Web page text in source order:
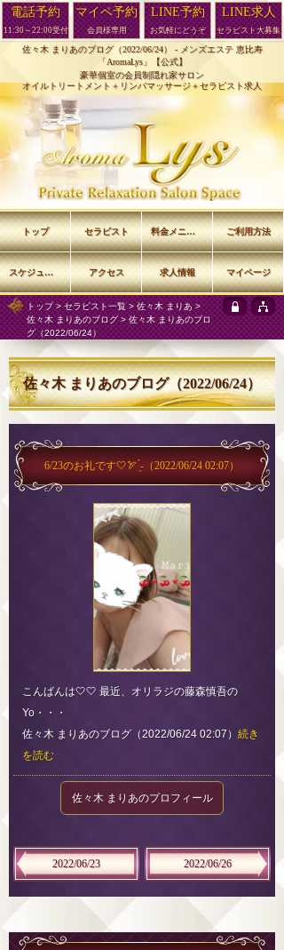
佐々木 まりあのブログ（2022/06/24） - メンズエステ 恵比寿
「AromaLys」【公式】
豪華個室の会員制隠れ家サロン
オイルトリートメント＋リンパマッサージ＋セラピスト求人
トップ> セラピスト一覧 >佐々木 まりあ >
佐々木 まりあのブログ> 佐々木 まりあのブロ
グ（2022/06/24）
佐々木 まりあのブログ（2022/06/24）
6/23のお礼です🤍🏹 ̖́- （2022/06/24 02:07）
こんばんは🤍🤍 最近、オリラジの藤森慎吾の
Yo・・・
佐々木 まりあのブログ（2022/06/24 02:07） 続き
を読む
佐々木 まりあのプロフィール
2022/06/23 2022/06/26
トップ セラピスト 料金メニュー ご利用方法
スケジュール アクセス 求人情報 マイページ
電話予約
11:30～22:00受付
マイペ予約
会員様専用
LINE予約
お気軽にどうぞ
LINE求人
セラピスト大募集